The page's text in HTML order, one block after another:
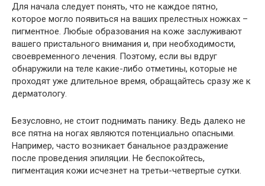
Для начала следует понять, что не каждое пятно,
которое могло появиться на ваших прелестных ножках –
пигментное. Любые образования на коже заслуживают
вашего пристального внимания и, при необходимости,
своевременного лечения. Поэтому, если вы вдруг
обнаружили на теле какие-либо отметины, которые не
проходят уже длительное время, обращайтесь сразу же к
дерматологу.
Безусловно, не стоит поднимать панику. Ведь далеко не
все пятна на ногах являются потенциально опасными.
Например, часто возникает банальное раздражение
после проведения эпиляции. Не беспокойтесь,
пигментация кожи исчезнет на третьи-четвертые сутки.